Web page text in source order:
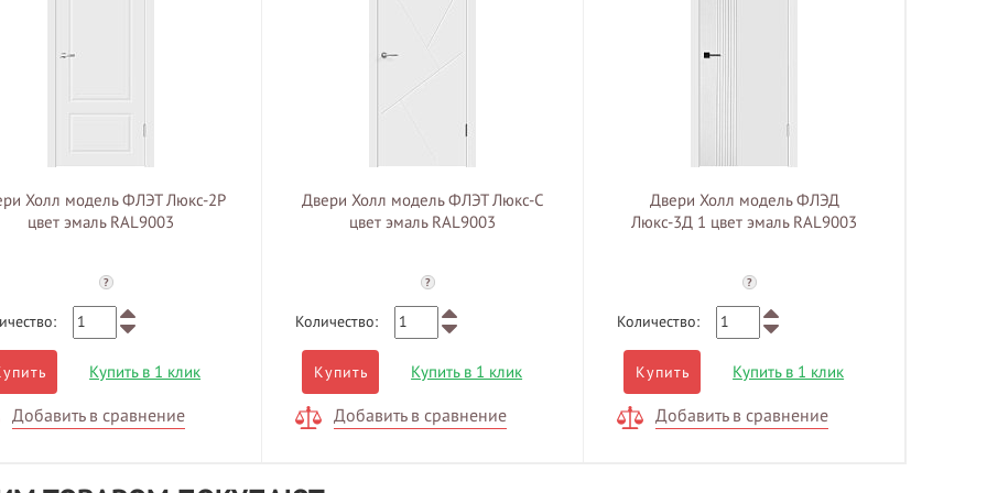
Холл модель ФЛЭТ Люкс-2Р
цвет эмаль RAL9003
?
Купить в 1 клик
Добавить в сравнение
Двери Холл модель ФЛЭТ Люкс-C
цвет эмаль RAL9003
?
Количество:
Купить Купить в 1 клик
Добавить в сравнение
Двери Холл модель ФЛЭД
Люкс-3Д 1 цвет эмаль RAL9003
?
Количество:
Купить Купить в 1 клик
Добавить в сравнение